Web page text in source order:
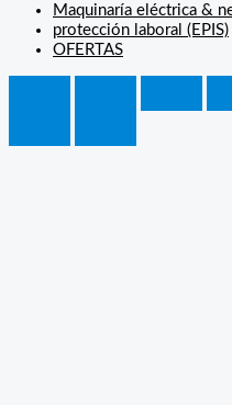
Maquinaría eléctrica &
protección laboral (EPIS)
OFERTAS